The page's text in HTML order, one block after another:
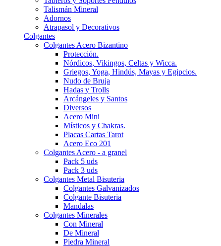
Talismán Mineral
Adornos
Atrapasol y Decorativos
Colgantes
Colgantes Acero Bizantino
Protección.
Nórdicos, Vikingos, Celtas y Wicca.
Griegos, Yoga, Hindús, Mayas y Egipcios.
Nudo de Bruja
Hadas y Trolls
Arcángeles y Santos
Diversos
Acero Mini
Místicos y Chakras.
Placas Cartas Tarot
Acero Eco 201
Colgantes Acero - a granel
Pack 5 uds
Pack 3 uds
Colgantes Metal Bisuteria
Colgantes Galvanizados
Colgante Bisuteria
Mandalas
Colgantes Minerales
Con Mineral
De Mineral
Piedra Mineral